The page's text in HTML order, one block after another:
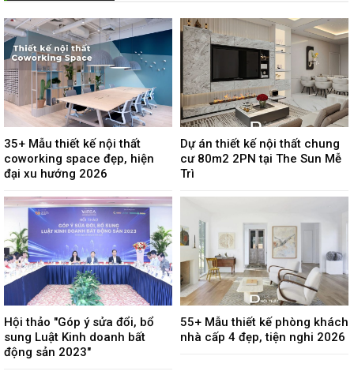
35+ Mẫu thiết kế nội thất
coworking space đẹp, hiện
đại xu hướng 2026
Dự án thiết kế nội thất chung
cư 80m2 2PN tại The Sun Mễ
Trì
Hội thảo "Góp ý sửa đổi, bổ
sung Luật Kinh doanh bất
động sản 2023"
55+ Mẫu thiết kế phòng khách
nhà cấp 4 đẹp, tiện nghi 2026